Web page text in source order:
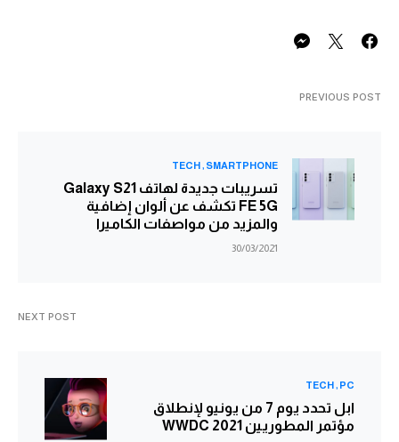
PREVIOUS POST
SMARTPHONE
TECH
تسريبات جديدة لهاتف Galaxy S21
FE 5G تكشف عن ألوان إضافية
والمزيد من مواصفات الكاميرا
30/03/2021
NEXT POST
PC
TECH
ابل تحدد يوم 7 من يونيو لإنطلاق
مؤتمر المطوريين WWDC 2021